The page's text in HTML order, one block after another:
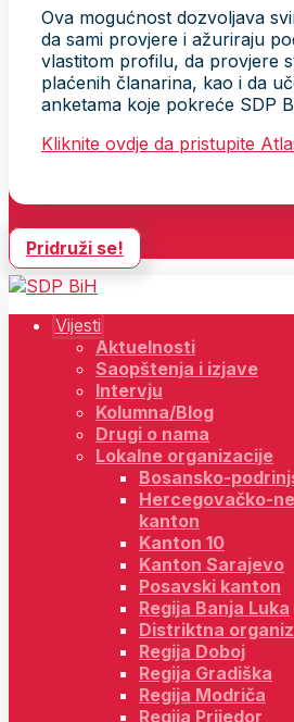
Ova mogućnost dozvoljava
da sami provjere i ažuriraju
vlastitom profilu, da provjere
plaćenih članarina, kao i da
anketama koje pokreće SDP
Kliknite ovdje da pristupite
Pridruži se!
Vijesti
Aktuelnosti
Saopštenja i izjave
Intervju
Kolumna/Blog
Drugi o nama
Lokalne organizacije
Bosansko-
Hercegovačko-
kanton
Kanton 10
Kanton Sarajevo
Posavski kanton
Regija Banja Luka
Distriktna
Regija Doboj
Regija Gradiška
Regija Modriča
Regija Prijedor